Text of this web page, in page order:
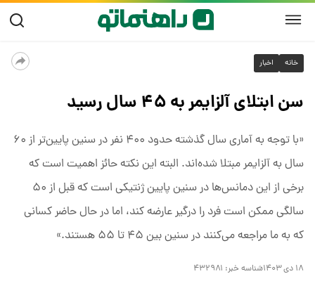
خانه اخبار
سن ابتلای آلزایمر به ۴۵ سال رسید
«با توجه به آماری سال گذشته حدود ۴۰۰ نفر در سنین پایین‌تر از ۶۰
سال به آلزایمر مبتلا شده‌اند. البته این نکته حائز اهمیت است که
برخی از این دمانس‌ها در سنین پایین ژنتیکی است که قبل از ۵۰
سالگی ممکن است فرد را درگیر عارضه کند، اما در حال حاضر کسانی
که به ما مراجعه می‌کنند در سنین بین ۴۵ تا ۵۵ هستند.»
۱۸ دی ۱۴۰۳ شناسه خبر: ۴۳۲۹۸۱